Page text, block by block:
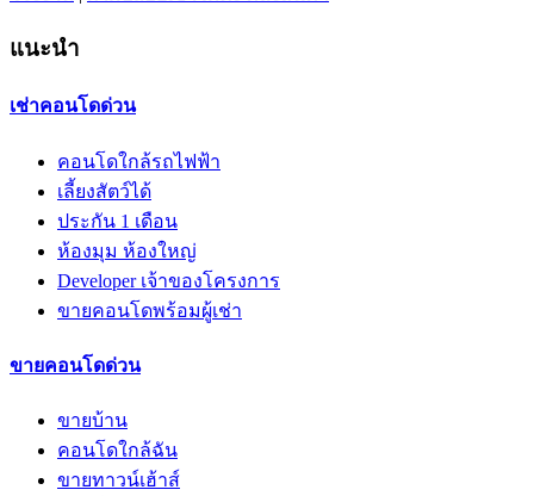
แนะนำ
เช่าคอนโดด่วน
คอนโดใกล้รถไฟฟ้า
เลี้ยงสัตว์ได้
ประกัน 1 เดือน
ห้องมุม ห้องใหญ่
Developer เจ้าของโครงการ
ขายคอนโดพร้อมผู้เช่า
ขายคอนโดด่วน
ขายบ้าน
คอนโดใกล้ฉัน
ขายทาวน์เฮ้าส์